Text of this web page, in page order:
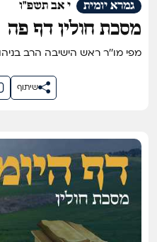
י אב תשפ"ו גמרא יומית
מסכת חולין דף פה
מפי מו''ר ראש הישיבה הרב בניהו שמואלי שליט''א
שיתוף